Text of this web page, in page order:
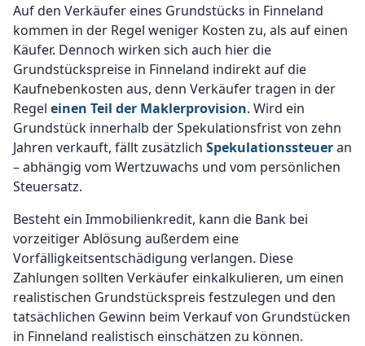
Auf den Verkäufer eines Grundstücks in Finneland
kommen in der Regel weniger Kosten zu, als auf einen
Käufer. Dennoch wirken sich auch hier die
Grundstückspreise in Finneland indirekt auf die
Kaufnebenkosten aus, denn Verkäufer tragen in der
Regel einen Teil der Maklerprovision. Wird ein
Grundstück innerhalb der Spekulationsfrist von zehn
Jahren verkauft, fällt zusätzlich Spekulationssteueran
– abhängig vom Wertzuwachs und vom persönlichen
Steuersatz.
Besteht ein Immobilienkredit, kann die Bank bei
vorzeitiger Ablösung außerdem eine
Vorfälligkeitsentschädigung verlangen. Diese
Zahlungen sollten Verkäufer einkalkulieren, um einen
realistischen Grundstückspreis festzulegen und den
tatsächlichen Gewinn beim Verkauf von Grundstücken
in Finneland realistisch einschätzen zu können.